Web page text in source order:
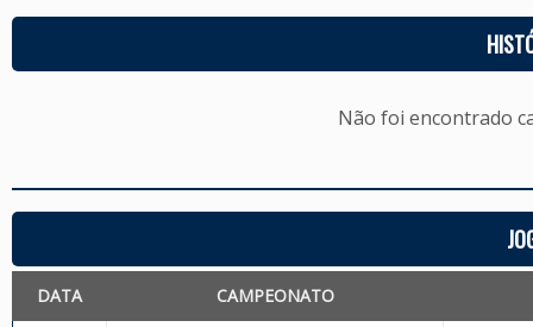
Não foi encontrado
DATA CAMPEONATO